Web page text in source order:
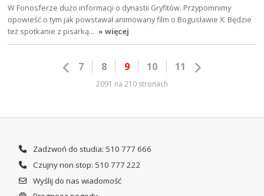
W Fonosferze dużo informacji o dynastii Gryfitów. Przypomnimy
opowieść o tym jak powstawał animowany film o Bogusławie X. Będzie
też spotkanie z pisarką… » więcej
7 8 9 10 11
2091 na 210 stronach
Zadzwoń do studia: 510 777 666
Czujny non stop: 510 777 222
Wyślij do nas wiadomość